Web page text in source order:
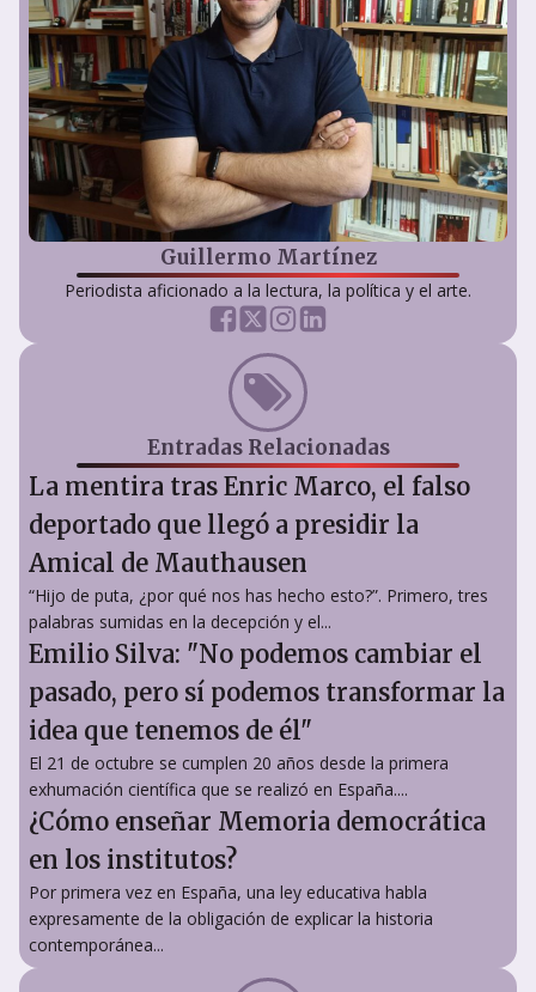
Guillermo Martínez
Periodista aficionado a la lectura, la política y el arte.
Entradas Relacionadas
La mentira tras Enric Marco, el falso
deportado que llegó a presidir la
Amical de Mauthausen
“Hijo de puta, ¿por qué nos has hecho esto?”. Primero, tres
palabras sumidas en la decepción y el...
Emilio Silva: "No podemos cambiar el
pasado, pero sí podemos transformar la
idea que tenemos de él"
El 21 de octubre se cumplen 20 años desde la primera
exhumación científica que se realizó en España....
¿Cómo enseñar Memoria democrática
en los institutos?
Por primera vez en España, una ley educativa habla
expresamente de la obligación de explicar la historia
contemporánea...